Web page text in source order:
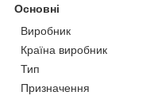
Основні
Виробник
Країна виробник
Тип
Призначення